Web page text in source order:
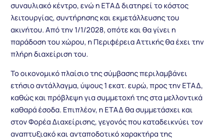
συναυλιακό κέντρο, ενώ η ΕΤΑΔ διατηρεί το κόστος
λειτουργίας, συντήρησης και εκμετάλλευσης του
ακινήτου. Από την 1/1/2028, οπότε και θα γίνει η
παράδοση του χώρου, η Περιφέρεια Αττικής θα έχει την
πλήρη διαχείριση του.
Το οικονομικό πλαίσιο της σύμβασης περιλαμβάνει
ετήσιο αντάλλαγμα, ύψους 1 εκατ. ευρώ, προς την ΕΤΑΔ,
καθώς και πρόβλεψη για συμμετοχή της στα μελλοντικά
καθαρά έσοδα. Επιπλέον, η ΕΤΑΔ θα συμμετάσχει και
στον Φορέα Διαχείρισης, γεγονός που καταδεικνύει τον
αναπτυξιακό και ανταποδοτικό χαρακτήρα της